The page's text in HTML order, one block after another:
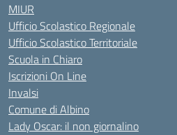
MIUR
Ufficio Scolastico Regionale
Ufficio Scolastico Territoriale
Scuola in Chiaro
Iscrizioni On Line
Invalsi
Comune di Albino
Lady Oscar: il non giornalino